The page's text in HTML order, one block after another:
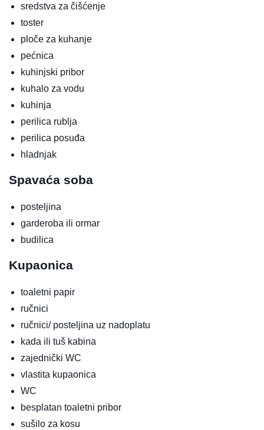
sredstva za čišćenje
toster
ploče za kuhanje
pećnica
kuhinjski pribor
kuhalo za vodu
kuhinja
perilica rublja
perilica posuđa
hladnjak
Spavaća soba
posteljina
garderoba ili ormar
budilica
Kupaonica
toaletni papir
ručnici
ručnici/ posteljina uz nadoplatu
kada ili tuš kabina
zajednički WC
vlastita kupaonica
WC
besplatan toaletni pribor
sušilo za kosu